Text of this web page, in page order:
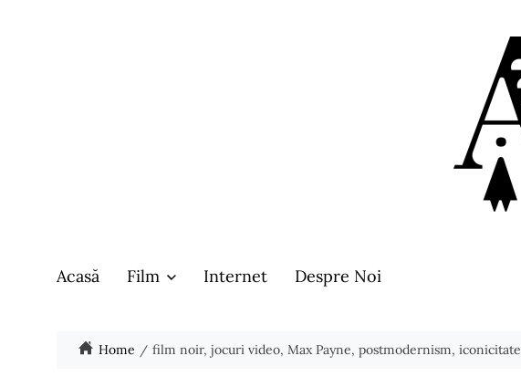
Acasă Film Internet Despre Noi
Home film noir, jocuri video, Max Payne, postmodernism, iconicitate